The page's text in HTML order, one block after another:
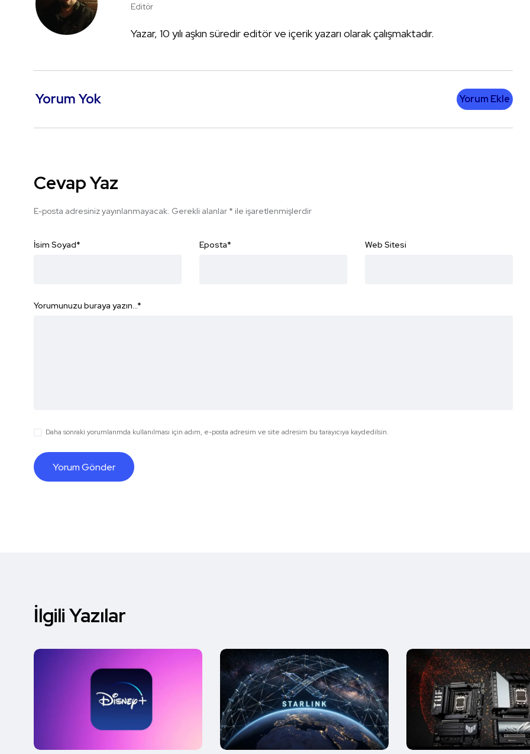
Editör
Yazar, 10 yılı aşkın süredir editör ve içerik yazarı olarak çalışmaktadır.
Yorum Yok Yorum Ekle
Cevap Yaz
E-posta adresiniz yayınlanmayacak. Gerekli alanlar * ile işaretlenmişlerdir
İsim Soyad* Eposta* Web Sitesi
Yorumunuzu buraya yazın...*
Daha sonraki yorumlarımda kullanılması için adım, e-posta adresim ve site adresim bu tarayıcıya kaydedilsin.
İlgili Yazılar